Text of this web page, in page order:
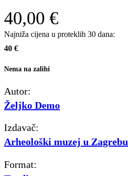
40,00 €
Najniža cijena u proteklih 30 dana:
40 €
Nema na zalihi
Autor:
Željko Demo
Izdavač:
Arheološki muzej u Zagrebu
Format: